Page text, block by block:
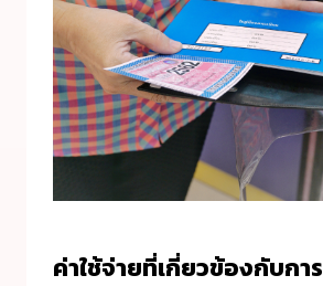
ค่าใช้จ่ายที่เกี่ยวข้องกับการ